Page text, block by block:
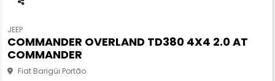
pa
rtil
he
JEEP
COMMANDER OVERLAND TD380 4X4 2.0 AT
COMMANDER
Fiat Barigüi Portão